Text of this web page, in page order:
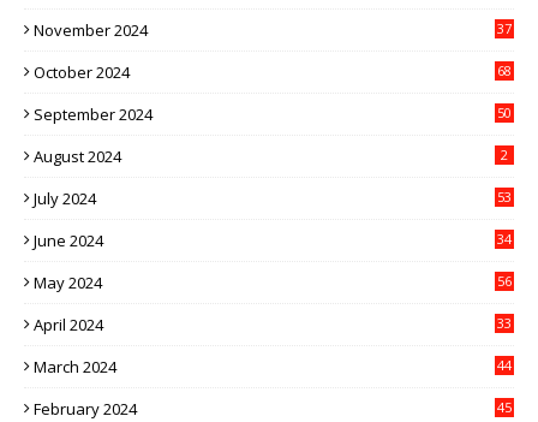
November 2024 37
October 2024 68
September 2024 50
August 2024 2
July 2024 53
June 2024 34
May 2024 56
April 2024 33
March 2024 44
February 2024 45